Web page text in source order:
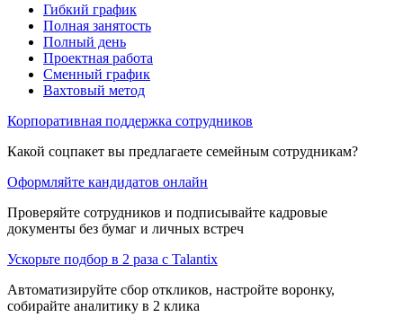
Гибкий график
Полная занятость
Полный день
Проектная работа
Сменный график
Вахтовый метод
Корпоративная поддержка сотрудников
Какой соцпакет вы предлагаете семейным сотрудникам?
Оформляйте кандидатов онлайн
Проверяйте сотрудников и подписывайте кадровые
документы без бумаг и личных встреч
Ускорьте подбор в 2 раза с Talantix
Автоматизируйте сбор откликов, настройте воронку,
собирайте аналитику в 2 клика